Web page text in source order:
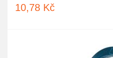
10,78 Kč